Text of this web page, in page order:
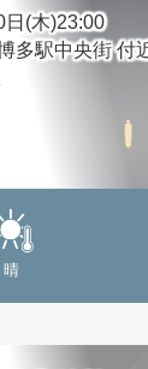
日(木)23:00
多駅中央街 付
晴